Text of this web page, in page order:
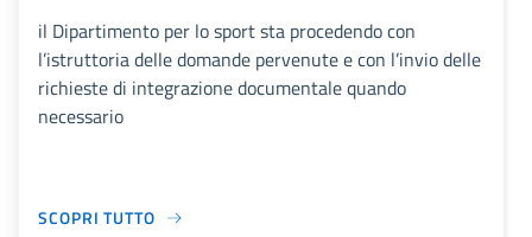
il Dipartimento per lo sport sta procedendo con
l’istruttoria delle domande pervenute e con l’invio delle
richieste di integrazione documentale quando
necessario
SCOPRI TUTTO